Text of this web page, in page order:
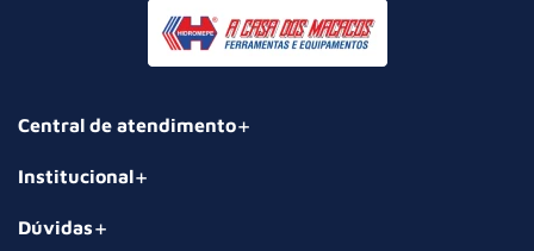
Central de atendimento
Institucional
Dúvidas